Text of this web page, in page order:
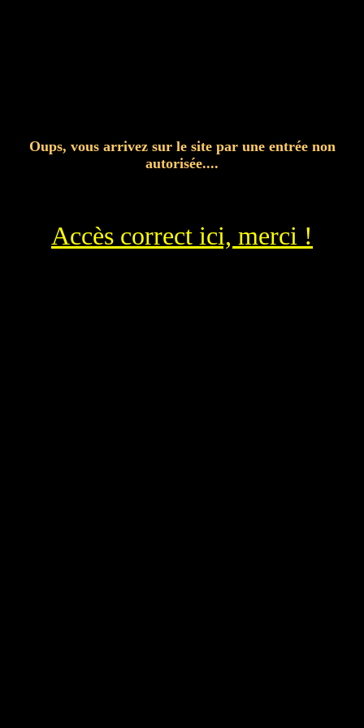
Oups, vous arrivez sur le site par une entrée non
autorisée....
Accès correct ici, merci !